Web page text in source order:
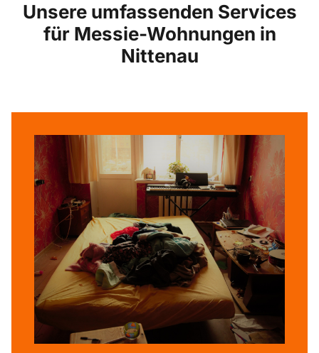
Unsere umfassenden Services
für Messie-Wohnungen in
Nittenau